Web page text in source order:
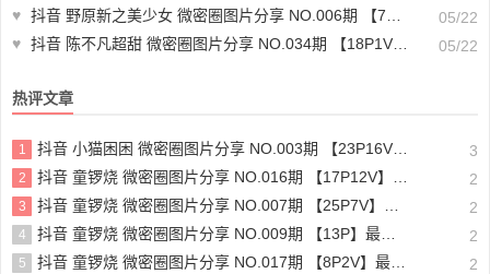
♥ 抖音 野原新之美少女 微密圈图片分享 NO.006期 【75P10V】
05/22
♥ 抖音 陈不凡超甜 微密圈图片分享 NO.034期 【18P1V】最新至：2024.1.25 05/22
热评文章
1 抖音 小猫困困 微密圈图片分享 NO.003期 【23P16V】最新至：2025.1.23 3
2 抖音 童锣烧 微密圈图片分享 NO.016期 【17P12V】最新至：2024.11.12 2
3 抖音 童锣烧 微密圈图片分享 NO.007期 【25P7V】最新至：2023.10.24 2
4 抖音 童锣烧 微密圈图片分享 NO.009期 【13P】最新至：2023.12.28 2
5 抖音 童锣烧 微密圈图片分享 NO.017期 【8P2V】最新至：2204.11.14 2